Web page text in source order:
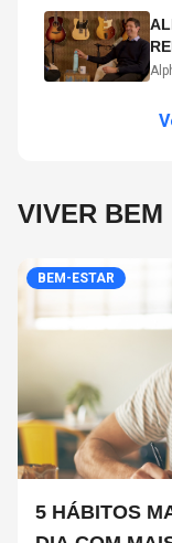
VIVER BEM
BEM-ESTAR
5 HÁBITOS